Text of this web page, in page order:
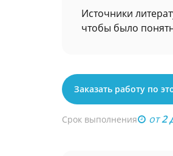
Источники
чтобы было
Заказать работу по
Срок выполнения от2